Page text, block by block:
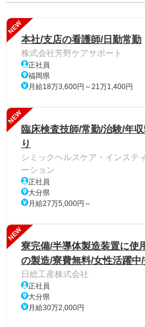
NEW
本社/支店の看護師/日勤常勤
株式会社芳野ケアサポート
正社員
福岡県
月給18万3,600円～21万1,400円
NEW
臨床検査技師/常勤/治験/年
り
シミックヘルスケア・インステ
ーション
正社員
大分県
月給27万5,000円～
NEW
寮完備/半導体製造装置に使
の製造/寮費無料/女性活躍中
日総工産株式会社
正社員
大分県
月給30万2,000円